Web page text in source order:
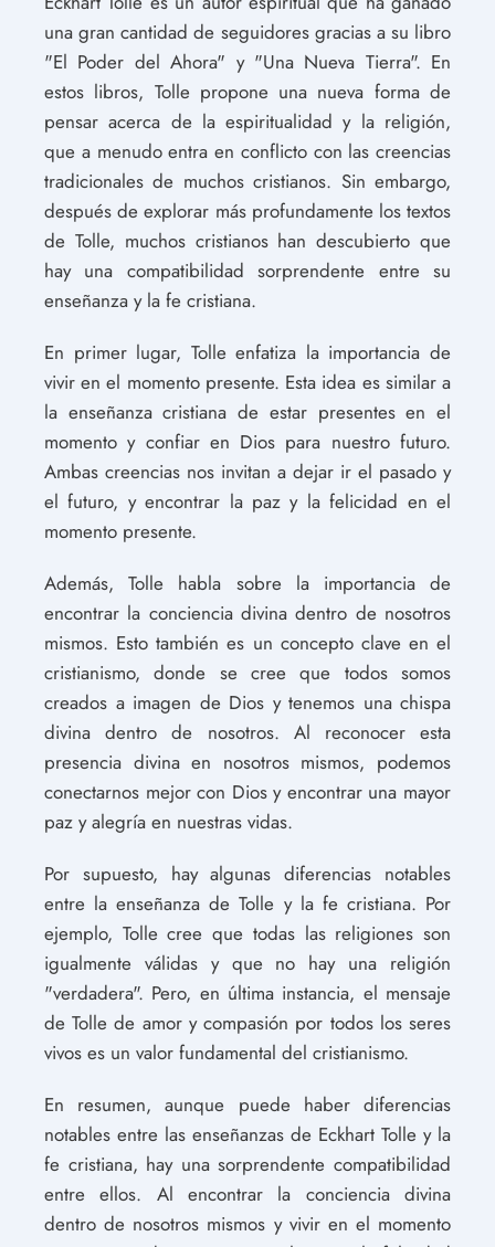
una gran cantidad de seguidores gracias a su libro
"El Poder del Ahora" y "Una Nueva Tierra". En
estos libros, Tolle propone una nueva forma de
pensar acerca de la espiritualidad y la religión,
que a menudo entra en conflicto con las creencias
tradicionales de muchos cristianos. Sin embargo,
después de explorar más profundamente los textos
de Tolle, muchos cristianos han descubierto que
hay una compatibilidad sorprendente entre su
enseñanza y la fe cristiana.
En primer lugar, Tolle enfatiza la importancia de
vivir en el momento presente. Esta idea es similar a
la enseñanza cristiana de estar presentes en el
momento y confiar en Dios para nuestro futuro.
Ambas creencias nos invitan a dejar ir el pasado y
el futuro, y encontrar la paz y la felicidad en el
momento presente.
Además, Tolle habla sobre la importancia de
encontrar la conciencia divina dentro de nosotros
mismos. Esto también es un concepto clave en el
cristianismo, donde se cree que todos somos
creados a imagen de Dios y tenemos una chispa
divina dentro de nosotros. Al reconocer esta
presencia divina en nosotros mismos, podemos
conectarnos mejor con Dios y encontrar una mayor
paz y alegría en nuestras vidas.
Por supuesto, hay algunas diferencias notables
entre la enseñanza de Tolle y la fe cristiana. Por
ejemplo, Tolle cree que todas las religiones son
igualmente válidas y que no hay una religión
"verdadera". Pero, en última instancia, el mensaje
de Tolle de amor y compasión por todos los seres
vivos es un valor fundamental del cristianismo.
En resumen, aunque puede haber diferencias
notables entre las enseñanzas de Eckhart Tolle y la
fe cristiana, hay una sorprendente compatibilidad
entre ellos. Al encontrar la conciencia divina
dentro de nosotros mismos y vivir en el momento